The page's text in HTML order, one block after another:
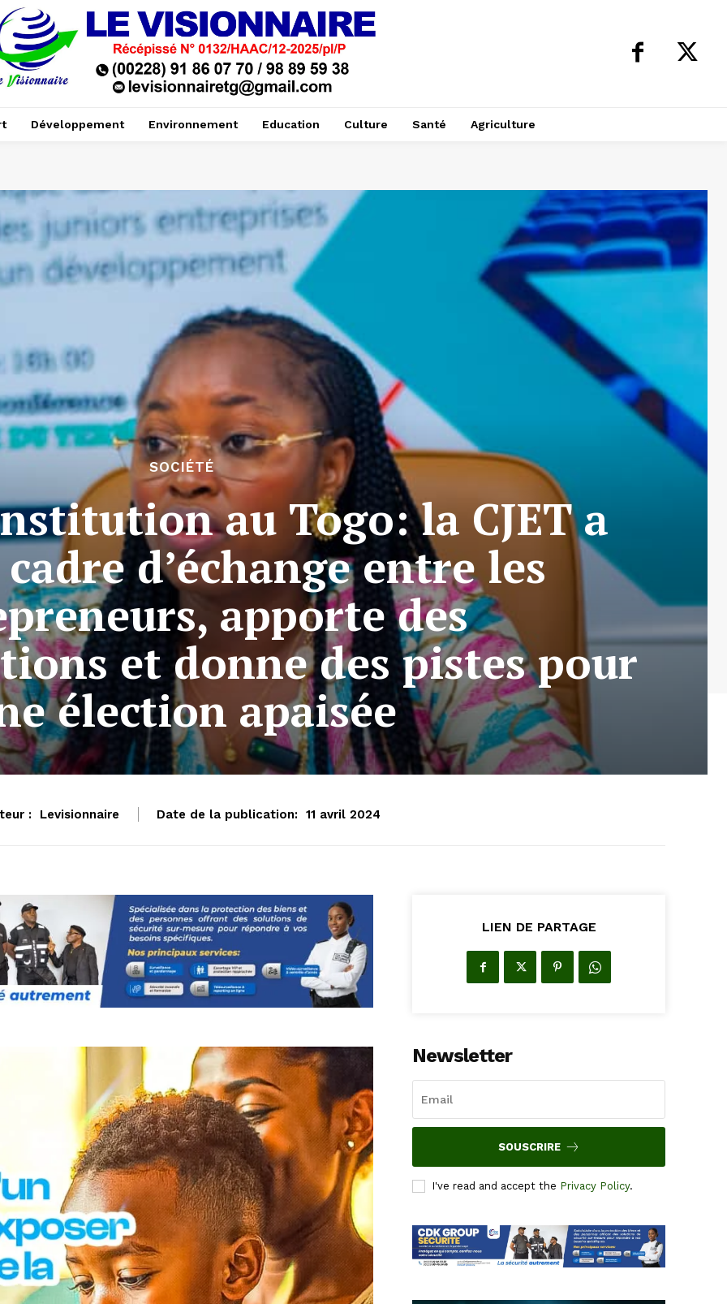
Développement Environnement Education Culture Santé Agriculture
SOCIÉTÉ
au Togo: la CJET a
d’échange entre les
apporte des
et donne des pistes pour
élection apaisée
: Levisionnaire Date de la publication: 11 avril 2024
LIEN DE PARTAGE
Newsletter
SOUSCRIRE
I've read and accept the Privacy Policy.